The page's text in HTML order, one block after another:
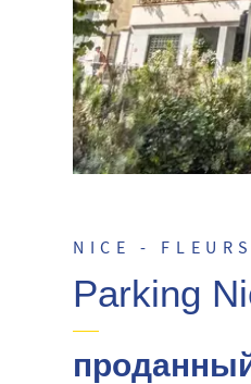
NICE -
Parking